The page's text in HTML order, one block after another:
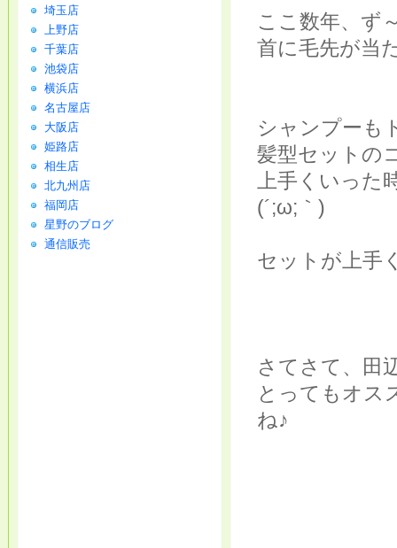
ここ数年、ず
首に毛先が当
シャンプーも
髪型セットの
上手くいっ
(´;ω;｀)
セットが上手
さてさて、田
とってもオス
ね♪
埼玉店
上野店
千葉店
池袋店
横浜店
名古屋店
大阪店
姫路店
相生店
北九州店
福岡店
星野のブログ
通信販売